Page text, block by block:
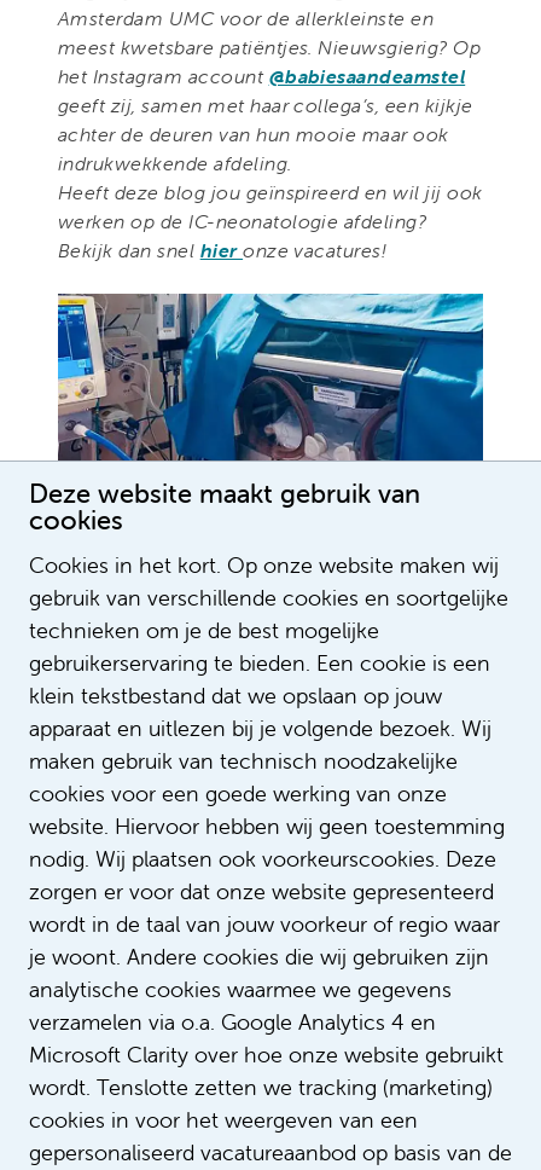
Deze website maakt gebruik van
cookies
Cookies in het kort. Op onze website maken wij
gebruik van verschillende cookies en soortgelijke
technieken om je de best mogelijke
gebruikerservaring te bieden. Een cookie is een
klein tekstbestand dat we opslaan op jouw
apparaat en uitlezen bij je volgende bezoek. Wij
maken gebruik van technisch noodzakelijke
cookies voor een goede werking van onze
website. Hiervoor hebben wij geen toestemming
nodig. Wij plaatsen ook voorkeurscookies. Deze
zorgen er voor dat onze website gepresenteerd
wordt in de taal van jouw voorkeur of regio waar
je woont. Andere cookies die wij gebruiken zijn
analytische cookies waarmee we gegevens
verzamelen via o.a. Google Analytics 4 en
Microsoft Clarity over hoe onze website gebruikt
wordt. Tenslotte zetten we tracking (marketing)
cookies in voor het weergeven van een
gepersonaliseerd vacatureaanbod op basis van de
Amsterdam UMC voor de allerkleinste en
meest kwetsbare patiëntjes. Nieuwsgierig? Op
het Instagram account @babiesaandeamstel
geeft zij, samen met haar collega’s, een kijkje
achter de deuren van hun mooie maar ook
indrukwekkende afdeling.
Heeft deze blog jou geïnspireerd en wil jij ook
werken op de IC-neonatologie afdeling?
Bekijk dan snel hieronze vacatures!
Lees meer verhalen
Zonder Bibiche geen uitdaging